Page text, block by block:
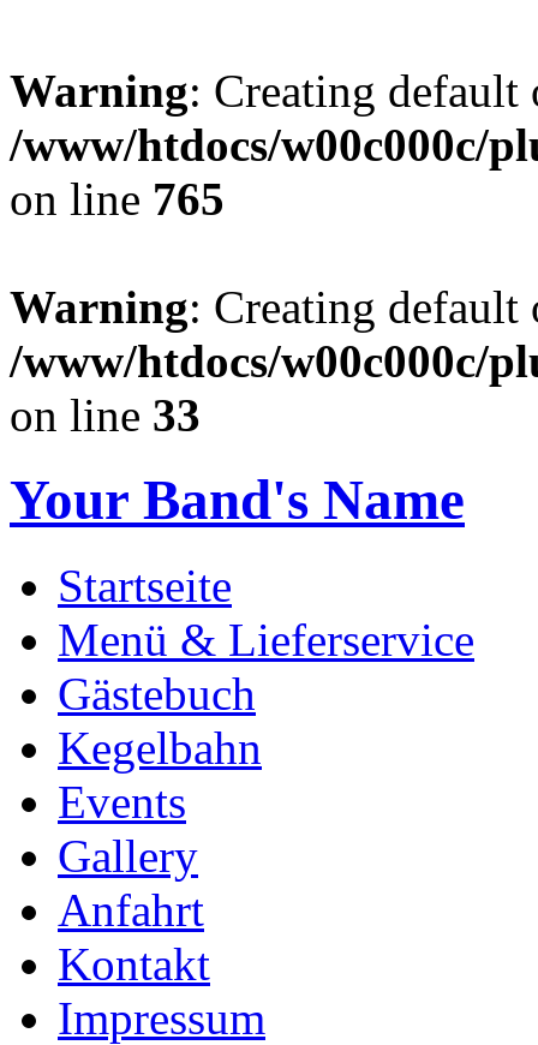
Warning: Creating
/www/htdocs/w00c000c/
on line 765
Warning: Creating
/www/htdocs/w00c000c/
on line 33
Your Band's Name
Startseite
Menü & Lieferservice
Gästebuch
Kegelbahn
Events
Gallery
Anfahrt
Kontakt
Impressum